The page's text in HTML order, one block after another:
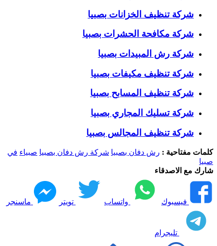
شركة تنظيف الخزانات بصبيا
شركة مكافحة الحشرات بصبيا
شركة رش المبيدات بصبيا
شركة تنظيف مكيفات بصبيا
شركة تنظيف المسابح بصبيا
شركة تسليك المجاري بصبيا
شركة تنظيف المجالس بصبيا
كلمات مفتاحية : رش دفان بصبيا شركة رش دفان بصبيا صبياء في
صبيا
شارك مع الاصدقاء
فيسبوك واتساب تويتر ماسنجر
تليجرام